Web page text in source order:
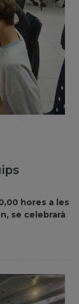
hores a les
se celebrarà